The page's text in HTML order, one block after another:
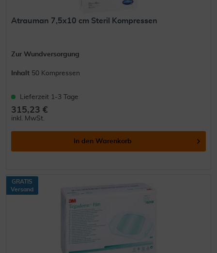
Atrauman 7,5x10 cm Steril Kompressen
Zur Wundversorgung
Inhalt 50 Kompressen
Lieferzeit 1-3 Tage
315,23 €
inkl. MwSt.
In den Warenkorb
GRATIS
Versand